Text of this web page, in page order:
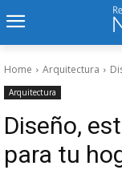
Home Arquitectura
Arquitectura
Diseño,
para tu